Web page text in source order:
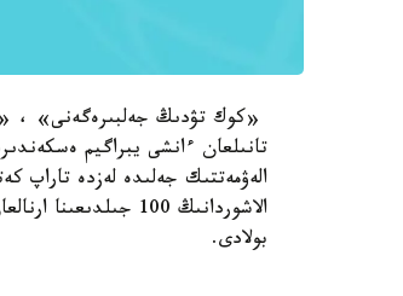
«كوك تۋدىڭ جەلبىرەگەنى» ،
تانىلعان ءانشى يبراگيم
الەۋمەتتىك جەلىدە لەزدە تاراپ
الاشوردانىڭ 100
بولادى.